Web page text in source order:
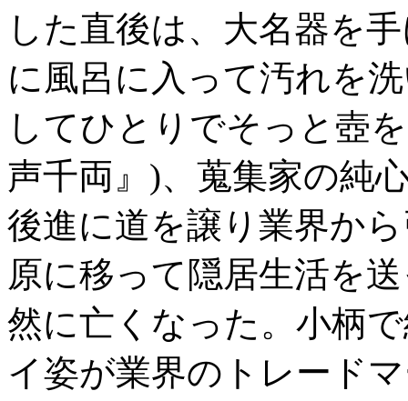
した直後は、大名器を
に風呂に入って汚れを
してひとりでそっと壺
声千両』)、蒐集家の純
後進に道を譲り業界か
原に移って隠居生活を
然に亡くなった。小柄
イ姿が業界のトレード